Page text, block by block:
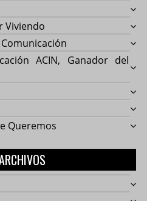
Viviendo
ACIN, Ganador del
Queremos